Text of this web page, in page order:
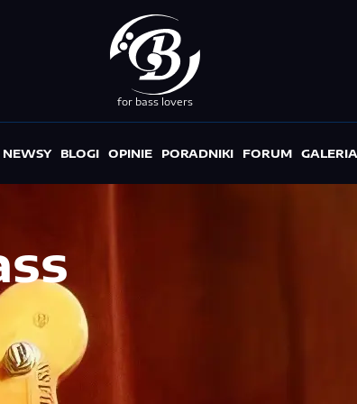
for bass lovers
NEWSY BLOGI OPINIE PORADNIKI FORUM GALERIA